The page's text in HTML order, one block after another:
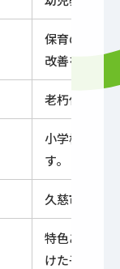
保育の質、
改善を図る
老朽化施設
小学校教育
す。
久慈市にお
特色ある教
けた子育て